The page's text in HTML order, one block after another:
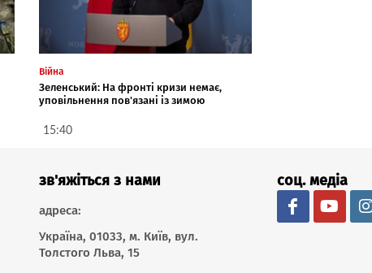
Війна
Зеленський: На фронті кризи немає,
уповільнення пов'язані із зимою
15:40
зв'яжіться з нами
адреса:
Україна, 01033, м. Київ, вул.
Толстого Льва, 15
соц. медіа